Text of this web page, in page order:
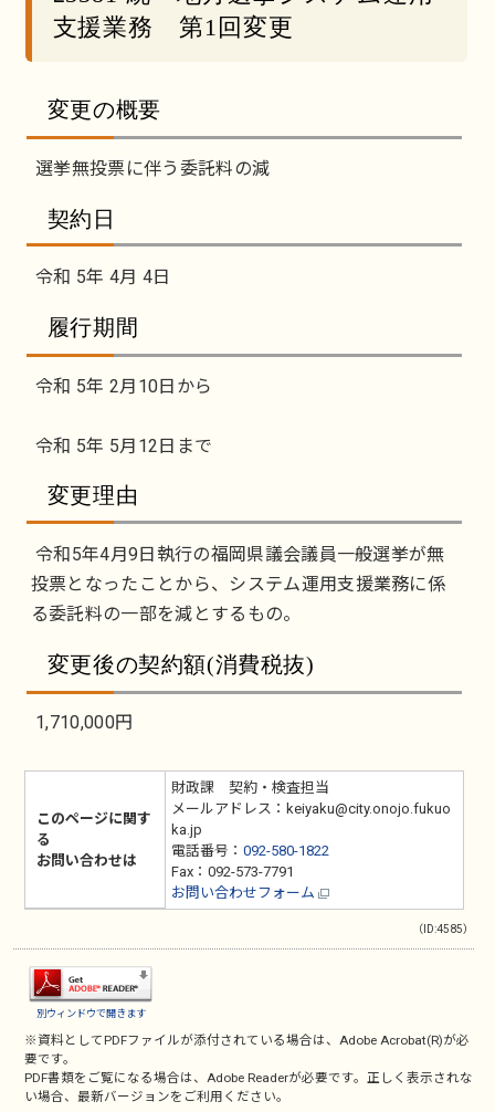
支援業務 第1回変更
変更の概要
選挙無投票に伴う委託料の減
契約日
令和 5年 4月 4日
履行期間
令和 5年 2月10日から
令和 5年 5月12日まで
変更理由
令和5年4月9日執行の福岡県議会議員一般選挙が無
投票となったことから、システム運用支援業務に係
る委託料の一部を減とするもの。
変更後の契約額(消費税抜)
1,710,000円
このページに関す
る
お問い合わせは
財政課 契約・検査担当
メールアドレス：keiyaku@city.onojo.fukuo
ka.jp
電話番号： 092-580-1822
Fax：092-573-7791
お問い合わせフォーム
（ID:4585）
別ウィンドウで開きます
※資料としてPDFファイルが添付されている場合は、Adobe Acrobat(R)が必
要です。
PDF書類をご覧になる場合は、Adobe Readerが必要です。正しく表示されな
い場合、最新バージョンをご利用ください。